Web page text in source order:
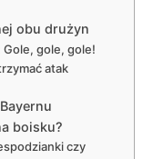
obu drużyn
Gole, gole, gole!
atak
boisku?
czy